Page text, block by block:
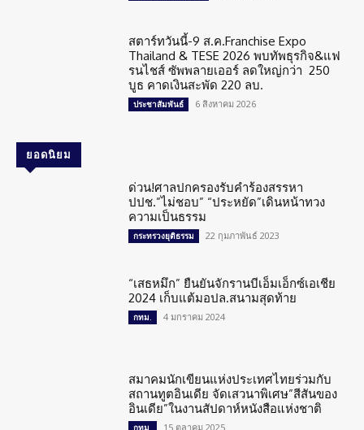
สตาร์ทวันนี้-9 ส.ค.Franchise Expo
Thailand & TESE 2026 พบทัพธุรกิจ&แฟ
รนไชส์ ซัพพลายเออร์ ลดใหญ่กว่า 250
บูธ คาดเงินสะพัด 220 ลบ.
ประชาสัมพันธ์ 6 สิงหาคม 2026
ยอดนิยม
ด่วน!ศาลปกครองรับคำร้องสรรหา
ปปช.”ไม่ชอบ” “ประหยัด”เดินหน้าทวง
ความเป็นธรรม
กระทรวงยุติธรรม 22 กุมภาพันธ์ 2023
“เสธหมึก” ยืนยันจักรานบีเอ็มเอ็กซ์เอเชีย
2024 เก็บแต้มอปล.สนามสุดท้าย
กทม. 4 มกราคม 2024
สมาคมนักเขียนแห่งประเทศไทยร่วมกับ
สถานทูตอินเดีย จัดเสวนาพิเศษ”สีสันของ
อินเดีย”ในงานสัปดาห์หนังสือแห่งชาติ
15 ตุลาคม 2025